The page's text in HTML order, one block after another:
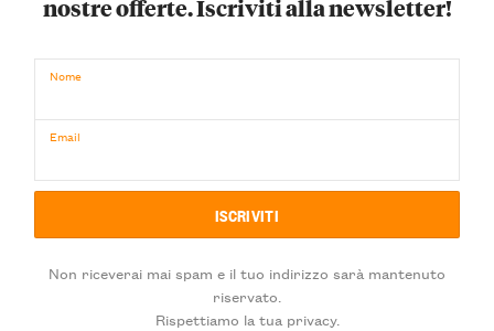
nostre offerte. Iscriviti alla newsletter!
Nome
Email
Non riceverai mai spam e il tuo indirizzo sarà mantenuto
riservato.
Rispettiamo la tua privacy.